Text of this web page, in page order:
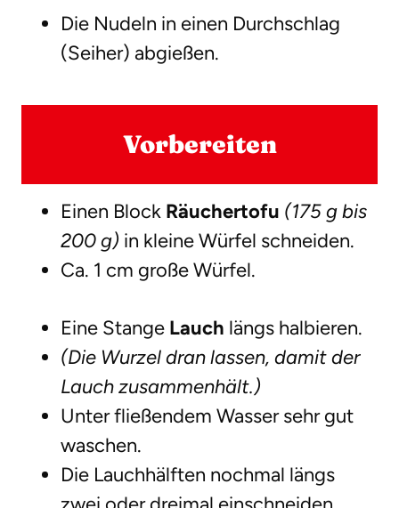
Die Nudeln in einen Durchschlag
(Seiher) abgießen.
Vorbereiten
Einen Block Räuchertofu (175 g bis
200 g) in kleine Würfel schneiden.
Ca. 1 cm große Würfel.
Eine Stange Lauch längs halbieren.
(Die Wurzel dran lassen, damit der
Lauch zusammenhält.)
Unter fließendem Wasser sehr gut
waschen.
Die Lauchhälften nochmal längs